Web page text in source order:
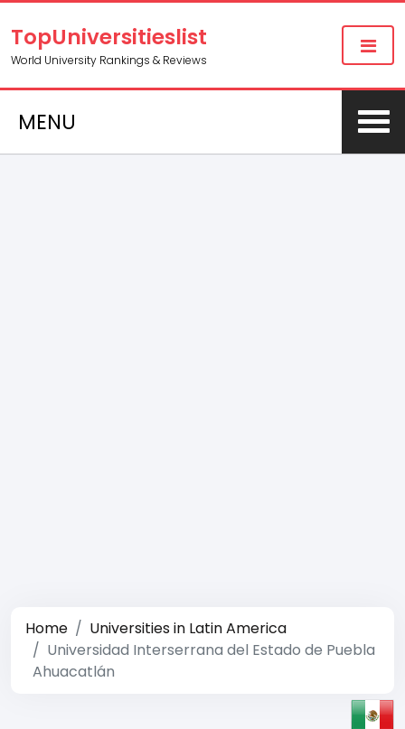
TopUniversitieslist
World University Rankings & Reviews
MENU
Home
Universities in Latin America
Universidad Interserrana del Estado de Puebla
Ahuacatlán